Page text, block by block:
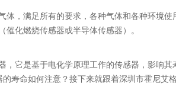
体，满足所有的要求，各种气体和各种环境
化燃烧传感器或半导体传感器）。
，它是基于电化学原理工作的传感器，影响
寿命如何注意？接下来就跟着深圳市霍尼艾